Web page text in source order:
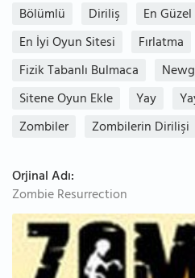
Bölümlü
Diriliş
En
En İyi Oyun Sitesi
Fırlatma
Fizik Tabanlı Bulmaca
Sitene Oyun Ekle
Yay
Zombiler
Zombilerin Dirilişi
Orjinal Adı:
Zombie Resurrection